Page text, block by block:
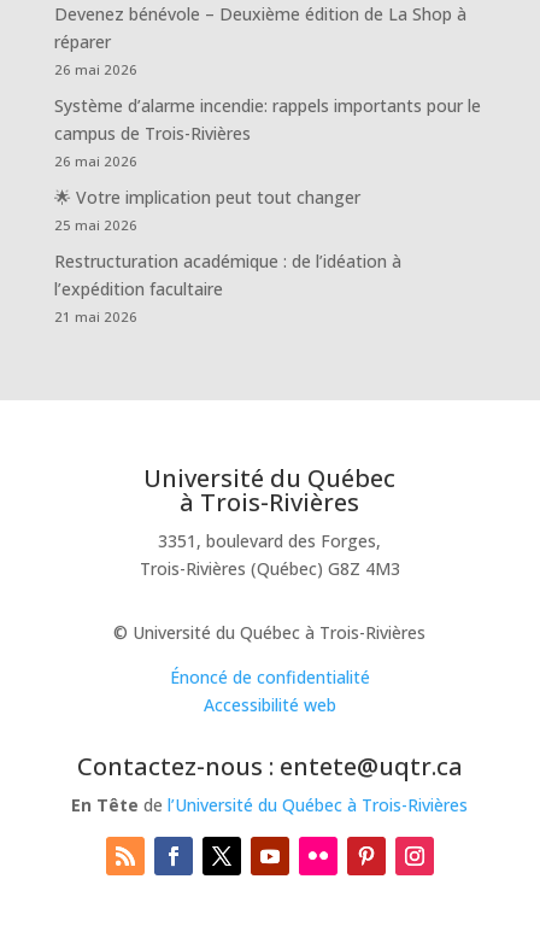
Devenez bénévole – Deuxième édition de La Shop à
réparer
26 mai 2026
Système d’alarme incendie: rappels importants pour le
campus de Trois-Rivières
26 mai 2026
🌟 Votre implication peut tout changer
25 mai 2026
Restructuration académique : de l’idéation à
l’expédition facultaire
21 mai 2026
Université du Québec
à Trois-Rivières
3351, boulevard des Forges,
Trois-Rivières (Québec) G8Z 4M3
© Université du Québec à Trois-Rivières
Énoncé de confidentialité
Accessibilité web
Contactez-nous : entete@uqtr.ca
En Tête del’Université du Québec à Trois-Rivières